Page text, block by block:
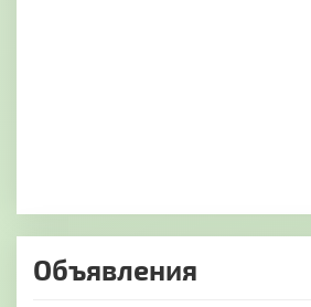
Объявления